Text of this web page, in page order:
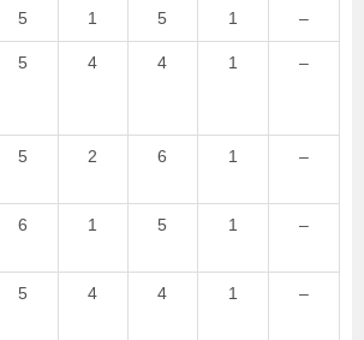
5 1 5 1 –
5 4 4 1 –
5 2 6 1 –
6 1 5 1 –
5 4 4 1 –